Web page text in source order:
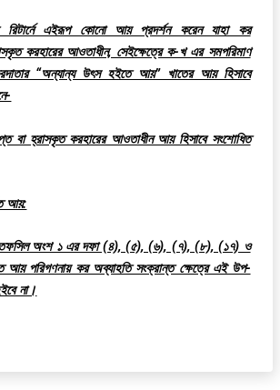
এইরূপ কোনো আয় প্রদর্শন করেন যাহা কর
করহারের আওতাধীন, সেইক্ষেত্রে ক-খ এর সমপরিমাণ
“অন্যান্য উৎস হইতে আয়” খাতের আয় হিসাবে
বা হ্রাসকৃত করহারের আওতাধীন আয় হিসাবে সংশোধিত
আয়:
তফসিল অংশ ১ এর দফা (৪), (৫), (৬), (৭), (৮), (১৭) ও
আয় পরিগণনায় কর অব্যাহতি সংক্রান্ত ক্ষেত্রে এই উপ-
না।